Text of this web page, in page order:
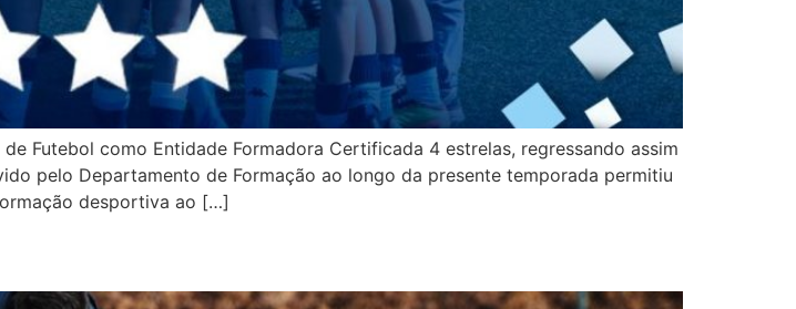
Futebol como Entidade Formadora Certificada 4 estrelas, regressando assim
pelo Departamento de Formação ao longo da presente temporada permitiu
desportiva ao […]